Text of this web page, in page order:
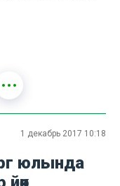
1 декабрь 2017 10:18
юлында